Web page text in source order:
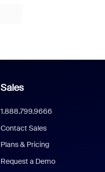
Sales
1.888.799.9666
Contact Sales
Plans & Pricing
Request a Demo